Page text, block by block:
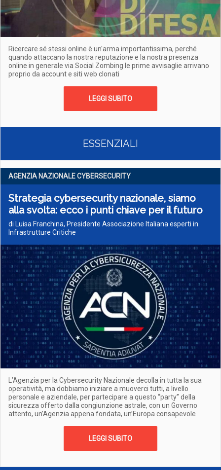
Ricercare sé stessi online è un'arma importantissima, perché
quando attaccano la nostra reputazione e la nostra presenza
online in generale via Social Zombing le prime avvisaglie arrivano
proprio da account e siti web clonati
LEGGI SUBITO
ESSENZIALI
AGENZIA NAZIONALE CYBERSECURITY
Strategia cybersecurity nazionale, siamo
alla svolta: ecco i punti chiave per il futuro
di Luisa Franchina, Presidente Associazione Italiana esperti in
Infrastrutture Critiche
L’Agenzia per la Cybersecurity Nazionale decolla in tutta la sua
operatività, ma dobbiamo iniziare a muoverci tutti, a livello
personale e aziendale, per partecipare a questo “party” della
sicurezza offerto dalla congiunzione astrale, con un Governo
attento, un’Agenzia appena fondata, un’Europa consapevole
LEGGI SUBITO